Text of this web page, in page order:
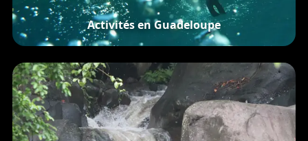
Activités en Guadeloupe